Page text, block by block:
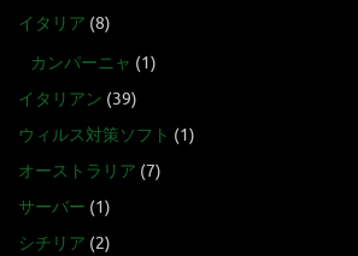
イタリア (8)
カンパーニャ (1)
イタリアン (39)
ウィルス対策ソフト (1)
オーストラリア (7)
サーバー (1)
シチリア (2)